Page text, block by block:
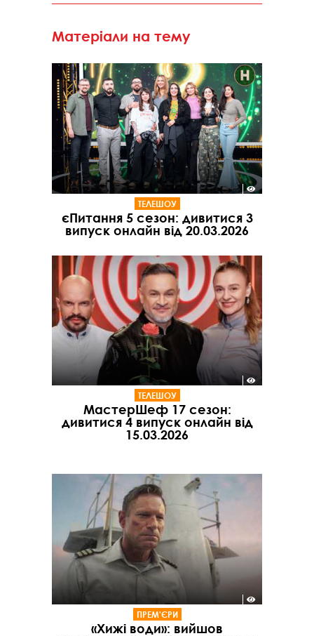
Матеріали на тему
ТЕЛЕШОУ
єПитання 5 сезон: дивитися 3
випуск онлайн від 20.03.2026
ТЕЛЕШОУ
МастерШеф 17 сезон:
дивитися 4 випуск онлайн від
15.03.2026
ПРЕМ'ЄРИ
«Хижі води»: вийшов